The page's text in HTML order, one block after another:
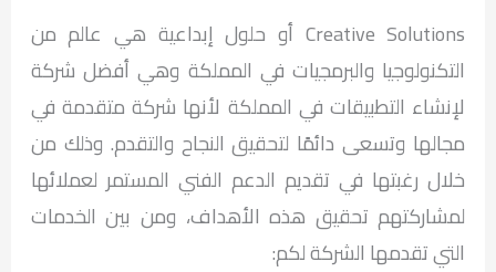
Creative Solutions أو حلول إبداعية هي عالم من
التكنولوجيا والبرمجيات في المملكة وهي أفضل شركة
لإنشاء التطبيقات في المملكة لأنها شركة متقدمة في
مجالها وتسعى دائمًا لتحقيق النجاح والتقدم. وذلك من
خلال رغبتها في تقديم الدعم الفني المستمر لعملائها
لمشاركتهم تحقيق هذه الأهداف، ومن بين الخدمات
التي تقدمها الشركة لكم: